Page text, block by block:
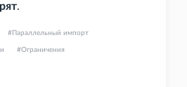
.
Параллельный импорт
Ограничения